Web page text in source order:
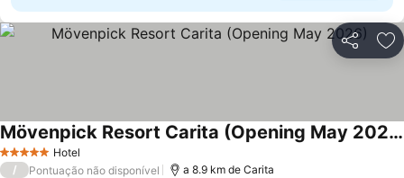
Partilhar
5 Estrelas Hotel
Mövenpick Resort Carita (Opening May 2026)
/ Pontuação não disponível a 8.9 km de Carita